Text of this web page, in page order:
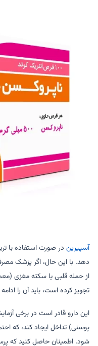
آسپیرین در صورت استفاده با
دهد. با این حال، اگر پزشک
تجویز کرده است، باید آن را
این دارو قادر است در برخی
پوستی) تداخل ایجاد کند، که
شود. اطمینان حاصل کنید که